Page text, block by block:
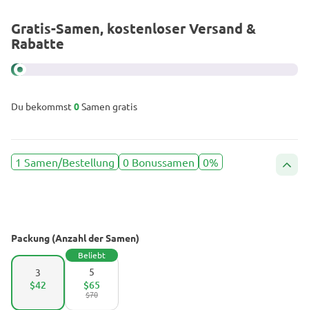
Gratis-Samen, kostenloser Versand &
Rabatte
Du bekommst 0Samen gratis
1 Samen/Bestellung 0 Bonussamen 0%
Packung (Anzahl der Samen)
3
$42
5
Beliebt
$70
$65